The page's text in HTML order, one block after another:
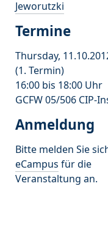
Jeworutzki
Termine
Thursday,
(1. Termin)
16:00 bis 18:00 Uhr
GCFW 05/506 CIP-
Anmeldung
Bitte melden Sie
eCampus für die
Veranstaltung an.